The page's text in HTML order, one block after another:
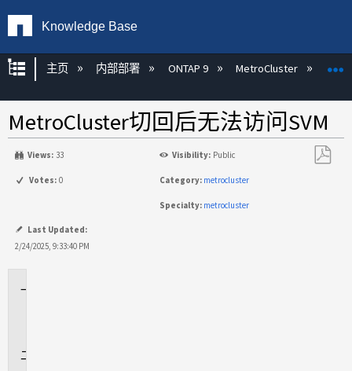
Knowledge Base
扩展/隐缩全局层次
主页 内部部署 ONTAP 9 MetroCluster
MetroCluster切回后无法访问SVM
Views: 33 Visibility: Public
Votes: 0 Category: metrocluster
Specialty: metrocluster
Last Updated:
2/24/2025, 9:33:40 PM